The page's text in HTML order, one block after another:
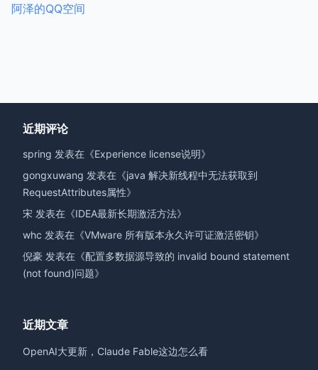
阿泽的QQ空间
近期评论
spring 发表在《Experience license说明》
gongxuwang 发表在《java 解决新线程中无法获取到
RequestAttributes属性》
宋 发表在《IDEA最新长期激活方法》
whc 发表在《VMware 所有版本永久许可证激活密钥》
倪豪 发表在《配置多数据源导致的 invalid bound statement
(not found)问题》
近期文章
OpenAI大更新，Claude Fable这边怎么看